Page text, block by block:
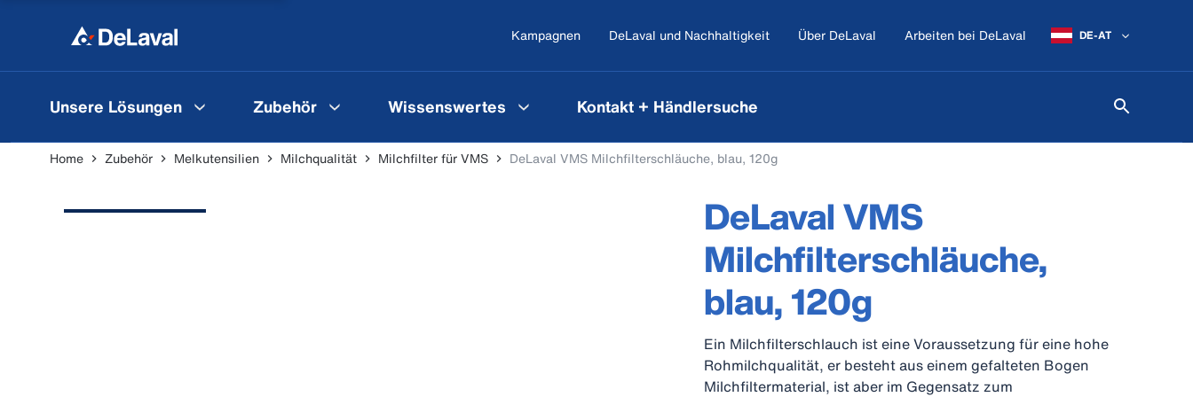
Kampagnen DeLaval und Nachhaltigkeit Über DeLaval Arbeiten bei DeLaval DE-AT
Unsere Lösungen Zubehör Wissenswertes Kontakt + Händlersuche
Home Zubehör Melkutensilien Milchqualität Milchfilter für VMS DeLaval VMS Milchfilterschläuche, blau, 120g
DeLaval VMS
Milchfilterschläuche,
blau, 120g
Ein Milchfilterschlauch ist eine Voraussetzung für eine hohe
Rohmilchqualität, er besteht aus einem gefalteten Bogen
Milchfiltermaterial, ist aber im Gegensatz zum